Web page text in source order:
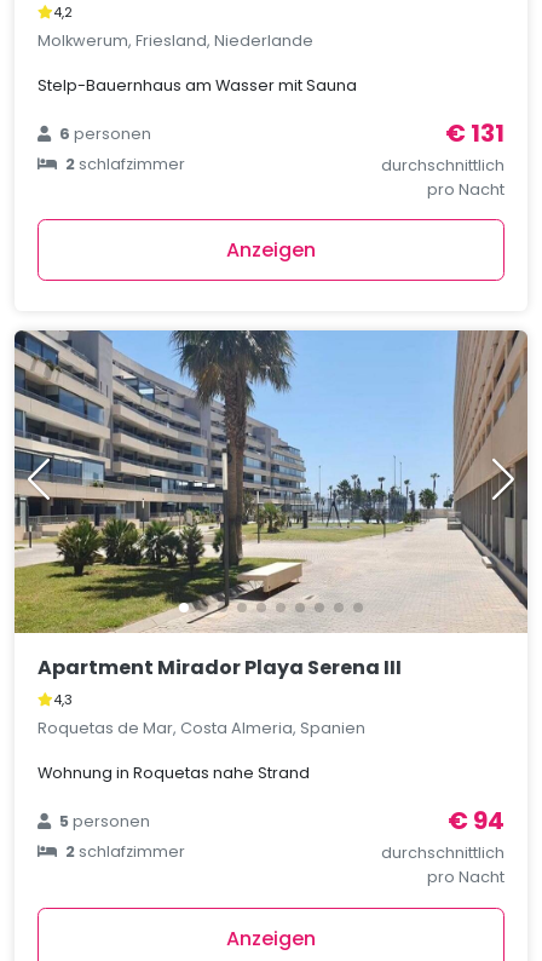
4,2
Molkwerum, Friesland, Niederlande
Stelp-Bauernhaus am Wasser mit Sauna
6personen
2schlafzimmer
€ 131
durchschnittlich
pro Nacht
Anzeigen
Apartment Mirador Playa Serena III
4,3
Roquetas de Mar, Costa Almeria, Spanien
Wohnung in Roquetas nahe Strand
5personen
2schlafzimmer
€ 94
durchschnittlich
pro Nacht
Anzeigen